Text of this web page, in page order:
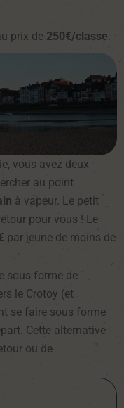
prix de 250€/classe.
vous avez deux
au point
à vapeur. Le petit
pour vous ! Le
par jeune de moins de
sous forme de
le Crotoy (et
se faire sous forme
Cette alternative
ou de